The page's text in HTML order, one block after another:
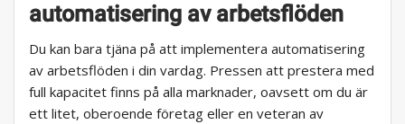
automatisering av arbetsflöden
Du kan bara tjäna på att implementera automatisering
av arbetsflöden i din vardag. Pressen att prestera med
full kapacitet finns på alla marknader, oavsett om du är
ett litet, oberoende företag eller en veteran av